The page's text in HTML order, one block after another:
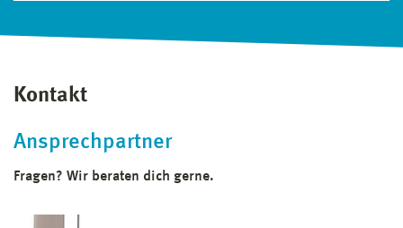
Kontakt
Ansprechpartner
Fragen? Wir beraten dich gerne.